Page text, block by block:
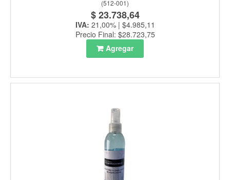
(512-001)
$ 23.738,64
IVA: 21,00% | $4.985,11
Precio Final: $28.723,75
Agregar